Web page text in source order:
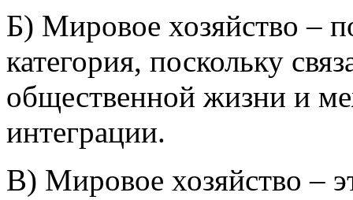
Б) Мировое хозяйство –
категория, поскольку
общественной жизни и
интеграции.
В) Мировое хозяйство –